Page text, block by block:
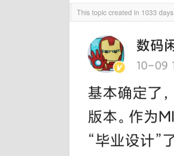
This topic created in 1033